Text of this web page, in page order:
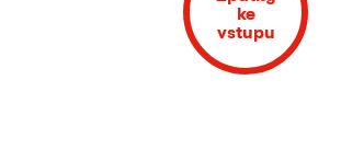
ke
vstupu